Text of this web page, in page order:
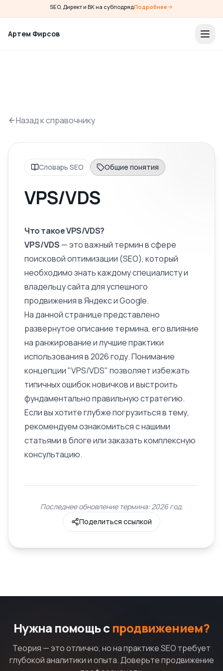
SEO, Директ и ВК на субподрядПодробнее
Артем Фирсов
Назад к справочнику
Словарь SEO Общие понятия
VPS/VDS
Что такое VPS/VDS?
VPS/VDS — это важный термин в сфере
поисковой оптимизации (SEO), который
необходимо знать каждому специалисту и
владельцу сайта для успешного
продвижения в Яндекс и Google.
На данной странице представлено
развернутоеописание термина, его влияние
на ранжирование и лучшие практики
использования в 2026 году. Понимание
концепции "VPS/VDS" позволяет избежать
типичных ошибок новичков и выстроить
фундаментально правильную стратегию.
Если вы хотите глубже погрузиться в тему,
рекомендуем ознакомиться с нашими
статьями в блоге или заказать комплексную
консультацию.
Последнее обновление термина: 2026 год.
Поделиться ссылкой
Нужна помощь с продвижением?
Теория — это отлично, но на практике SEO требует
глубокой аналитики и опыта. Доверьте продвижение